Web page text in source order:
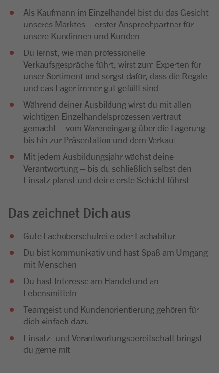
Als Kaufmann im Einzelhandel bist du das Gesicht
unseres Marktes – erster Ansprechpartner für
unsere Kundinnen und Kunden
Du lernst, wie man professionelle
Verkaufsgespräche führt, wirst zum Experten für
unser Sortiment und sorgst dafür, dass die Regale
und das Lager immer gut gefüllt sind
Während deiner Ausbildung wirst du mit allen
wichtigen Einzelhandelsprozessen vertraut
gemacht – vom Wareneingang über die Lagerung
bis hin zur Präsentation und dem Verkauf
Mit jedem Ausbildungsjahr wächst deine
Verantwortung – bis du schließlich selbst den
Einsatz planst und deine erste Schicht führst
Das zeichnet Dich aus
Gute Fachoberschulreife oder Fachabitur
Du bist kommunikativ und hast Spaß am Umgang
mit Menschen
Du hast Interesse am Handel und an
Lebensmitteln
Teamgeist und Kundenorientierung gehören für
dich einfach dazu
Einsatz- und Verantwortungsbereitschaft bringst
du gerne mit